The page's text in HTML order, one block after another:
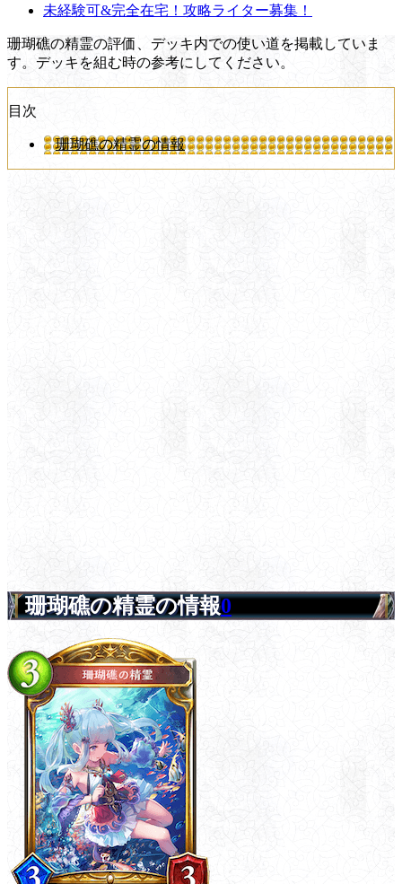
未経験可&完全在宅！攻略ライター募集！
珊瑚礁の精霊の評価、デッキ内での使い道を掲載していま
す。デッキを組む時の参考にしてください。
目次
珊瑚礁の精霊の情報
珊瑚礁の精霊の情報0